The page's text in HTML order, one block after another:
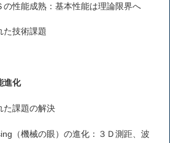
性能成熟：基本性能は理論限界へ
技術課題
進化
課題の解決
（機械の眼）の進化：３Ｄ測距、波